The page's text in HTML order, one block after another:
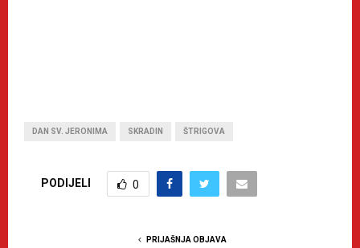
DAN SV. JERONIMA SKRADIN ŠTRIGOVA
PODIJELI 0
PRIJAŠNJA OBJAVA